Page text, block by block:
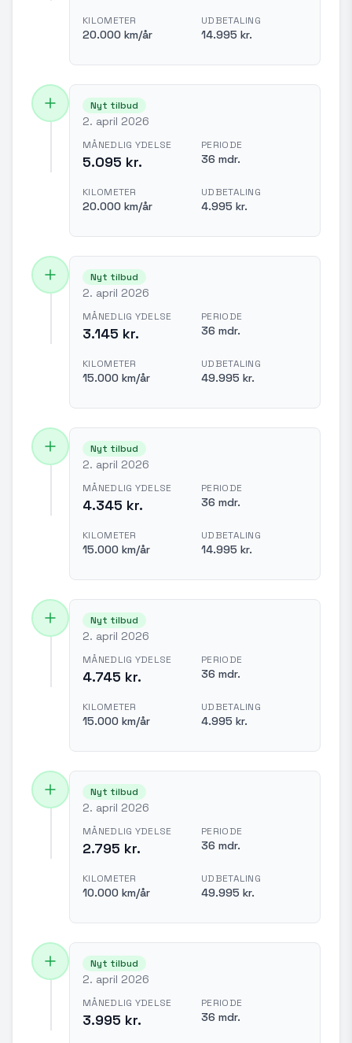
KILOMETER
20.000 km/år
UDBETALING
14.995 kr.
Nyt tilbud
2. april 2026
MÅNEDLIG YDELSE
5.095 kr.
PERIODE
36 mdr.
KILOMETER
20.000 km/år
UDBETALING
4.995 kr.
Nyt tilbud
2. april 2026
MÅNEDLIG YDELSE
3.145 kr.
PERIODE
36 mdr.
KILOMETER
15.000 km/år
UDBETALING
49.995 kr.
Nyt tilbud
2. april 2026
MÅNEDLIG YDELSE
4.345 kr.
PERIODE
36 mdr.
KILOMETER
15.000 km/år
UDBETALING
14.995 kr.
Nyt tilbud
2. april 2026
MÅNEDLIG YDELSE
4.745 kr.
PERIODE
36 mdr.
KILOMETER
15.000 km/år
UDBETALING
4.995 kr.
Nyt tilbud
2. april 2026
MÅNEDLIG YDELSE
2.795 kr.
PERIODE
36 mdr.
KILOMETER
10.000 km/år
UDBETALING
49.995 kr.
Nyt tilbud
2. april 2026
MÅNEDLIG YDELSE
3.995 kr.
PERIODE
36 mdr.